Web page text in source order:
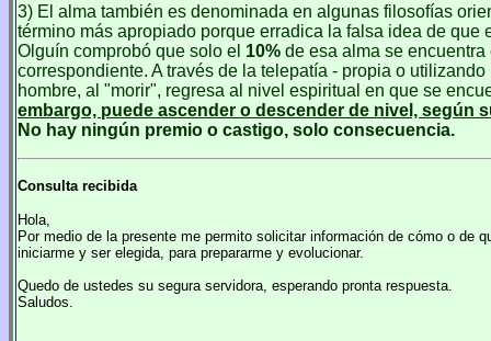
3) El alma también es denominada en algunas filosofías
término más apropiado porque erradica la falsa idea de que
Olguín comprobó que solo el 10% de esa alma se
correspondiente. A través de la telepatía - propia o
hombre, al "morir", regresa al nivel espiritual en que se
embargo, puede ascender o descender de nivel, según
No hay ningún premio o castigo, solo consecuencia.
Consulta recibida
Hola,
Por medio de la presente me permito solicitar información de cómo o de
iniciarme y ser elegida, para prepararme y evolucionar.
Quedo de ustedes su segura servidora, esperando pronta respuesta.
Saludos.